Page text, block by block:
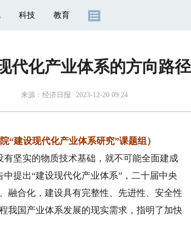
科技 教育
代化产业体系的方向路径
来源： 经济日报 2023-12-20 09:24
建设现代化产业体系研究”课题组）
坚实的物质技术基础，就不可能全面建成
提出“建设现代化产业体系”，二十届中央
融合化，建设具有完整性、先进性、安全性
我国产业体系发展的现实需求，指明了加快